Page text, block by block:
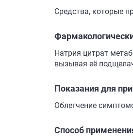
Средства, которые
Натрия цитрат
вызывая её
Показания для
Облегчение
Способ